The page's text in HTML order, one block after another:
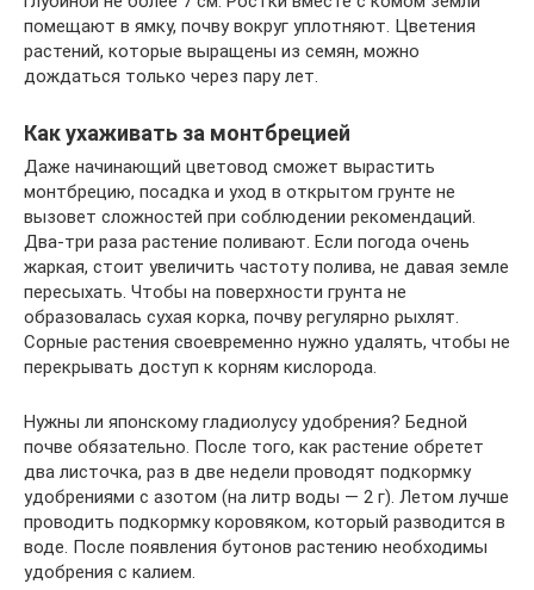
помещают в ямку, почву вокруг уплотняют. Цветения
растений, которые выращены из семян, можно
дождаться только через пару лет.
Как ухаживать за монтбрецией
Даже начинающий цветовод сможет вырастить
монтбрецию, посадка и уход в открытом грунте не
вызовет сложностей при соблюдении рекомендаций.
Два-три раза растение поливают. Если погода очень
жаркая, стоит увеличить частоту полива, не давая земле
пересыхать. Чтобы на поверхности грунта не
образовалась сухая корка, почву регулярно рыхлят.
Сорные растения своевременно нужно удалять, чтобы не
перекрывать доступ к корням кислорода.
Нужны ли японскому гладиолусу удобрения? Бедной
почве обязательно. После того, как растение обретет
два листочка, раз в две недели проводят подкормку
удобрениями с азотом (на литр воды — 2 г). Летом лучше
проводить подкормку коровяком, который разводится в
воде. После появления бутонов растению необходимы
удобрения с калием.